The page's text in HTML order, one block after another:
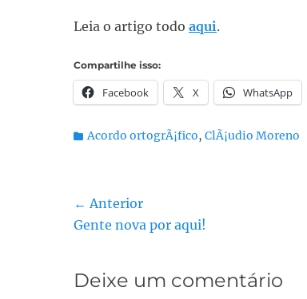
Leia o artigo todo aqui.
Compartilhe isso:
Facebook X WhatsApp
Categorias:
Acordo ortogrÃ¡fico, ClÃ¡udio Moreno
Navegação
de
← Anterior
Post
Gente nova por aqui!
Deixe um comentário